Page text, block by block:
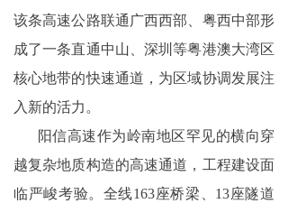
该条高速公路联通广西西部、粤西中部形
成了一条直通中山、深圳等粤港澳大湾区
核心地带的快速通道，为区域协调发展注
入新的活力。
阳信高速作为岭南地区罕见的横向穿
越复杂地质构造的高速通道，工程建设面
临严峻考验。全线163座桥梁、13座隧道